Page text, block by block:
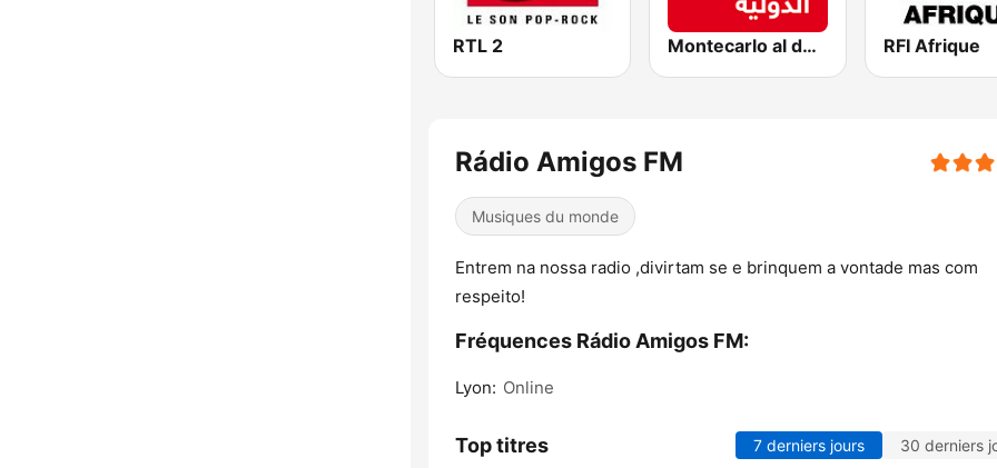
RTL 2 Montecarlo al doualiya (مونت كارلو الدولية) RFI Afrique
Rádio Amigos FM
Musiques du monde
Entrem na nossa radio ,divirtam se e brinquem a vontade mas com
respeito!
Fréquences Rádio Amigos FM:
Lyon: Online
Top titres 7 derniers jours 30 derniers